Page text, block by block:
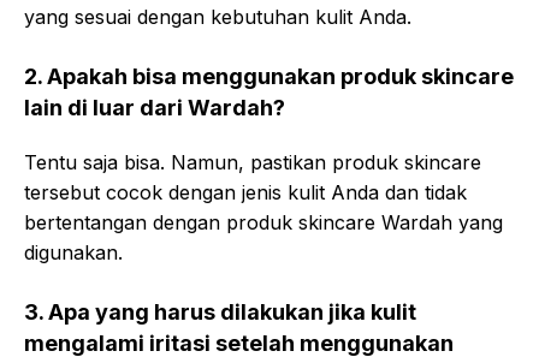
yang sesuai dengan kebutuhan kulit Anda.
2. Apakah bisa menggunakan produk skincare
lain di luar dari Wardah?
Tentu saja bisa. Namun, pastikan produk skincare
tersebut cocok dengan jenis kulit Anda dan tidak
bertentangan dengan produk skincare Wardah yang
digunakan.
3. Apa yang harus dilakukan jika kulit
mengalami iritasi setelah menggunakan